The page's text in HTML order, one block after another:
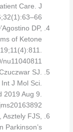
Care. J
DP,
of Ketone
SJ.
J Mol Sci.
Aug 9.
FJS,
Parkinson’s